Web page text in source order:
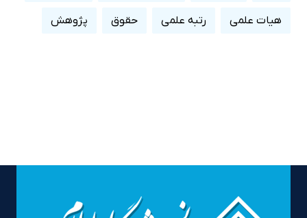
هیات علمی رتبه علمی حقوق پژوهش